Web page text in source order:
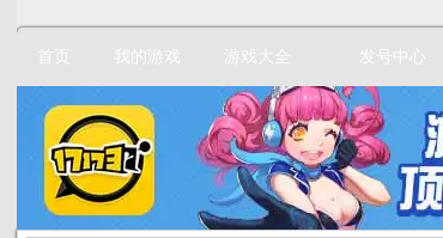
首页 我的游戏 游戏大全 发号中心